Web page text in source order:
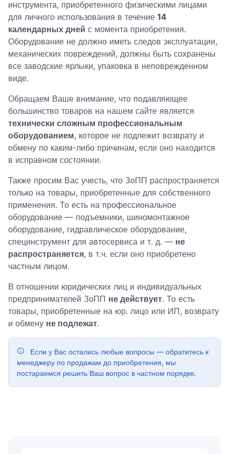
инструмента, приобретенного физическими лицами
для личного использования в течение 14
календарных дней с момента приобретения.
Оборудование не должно иметь следов эксплуатации,
механических повреждений, должны быть сохранены
все заводские ярлыки, упаковка в неповрежденном
виде.
Обращаем Ваше внимание, что подавляющее
большинство товаров на нашем сайте является
технически сложным профессиональным
оборудованием, которое не подлежит возврату и
обмену по каким-либо причинам, если оно находится
в исправном состоянии.
Также просим Вас учесть, что ЗоПП распространяется
только на товары, приобретенные для собственного
применения. То есть на профессиональное
оборудование — подъемники, шиномонтажное
оборудование, гидравлическое оборудование,
специнструмент для автосервиса и т. д. — не
распространяется, в т.ч. если оно приобретено
частным лицом.
В отношении юридических лиц и индивидуальных
предпринимателей ЗоПП не действует. То есть
товары, приобретенные на юр. лицо или ИП, возврату
и обмену не подлежат.
Если у Вас остались любые вопросы — обратитесь к
менеджеру по продажам до приобретения, мы
постараемся решить Ваш вопрос в частном порядке.